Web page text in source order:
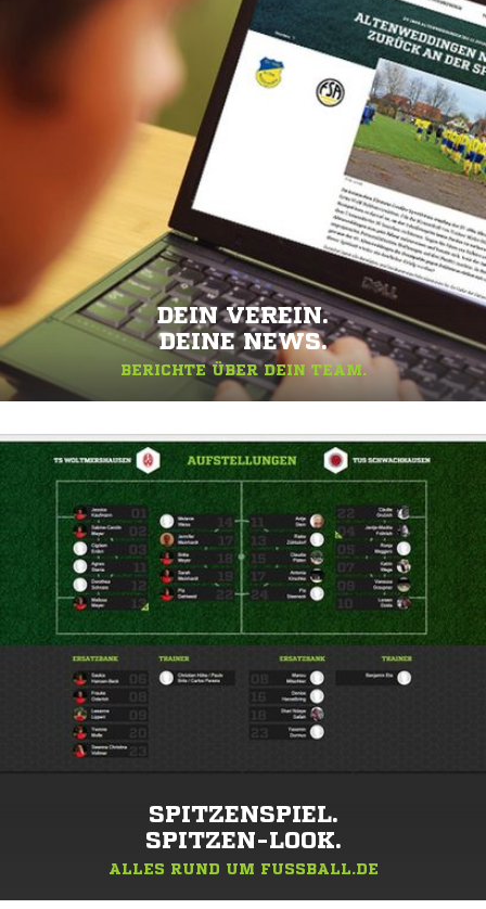
DEIN VEREIN.
DEINE NEWS.
BERICHTE ÜBER DEIN TEAM.
SPITZENSPIEL.
SPITZEN-LOOK.
ALLES RUND UM FUSSBALL.DE